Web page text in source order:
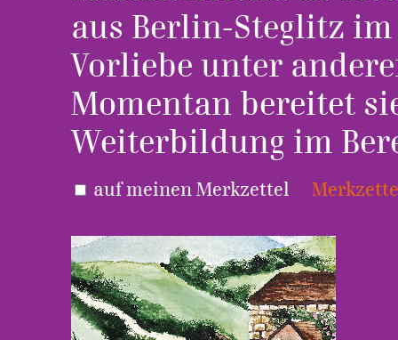
aus Berlin-Steglitz
Vorliebe unter
Momentan bereitet
Weiterbildung im
auf meinen Merkzettel